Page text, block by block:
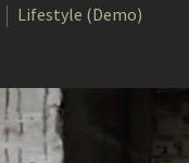
Lifestyle (Demo)